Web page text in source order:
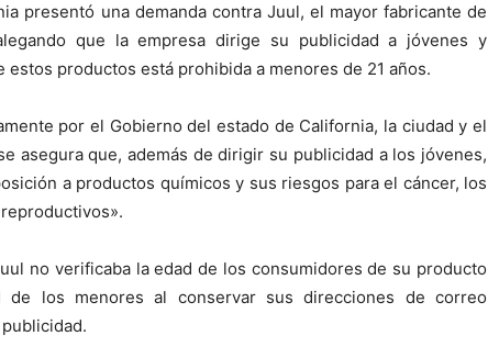
presentó una demanda contra Juul, el mayor fabricante de
que la empresa dirige su publicidad a jóvenes y
productos está prohibida a menores de 21 años.
por el Gobierno del estado de California, la ciudad y el
asegura que, además de dirigir su publicidad a los jóvenes,
a productos químicos y sus riesgos para el cáncer, los
no verificaba la edad de los consumidores de su producto
los menores al conservar sus direcciones de correo